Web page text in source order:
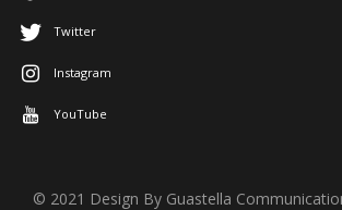
Twitter
Instagram
YouTube
© 2021 Design By Guastella